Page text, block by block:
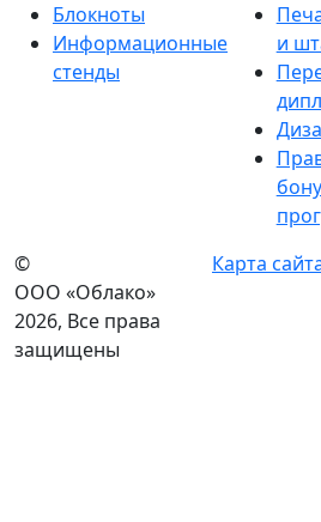
Блокноты
Информационные
стенды
и
©
ООО «Облако»
2026, Все права
защищены
Карта